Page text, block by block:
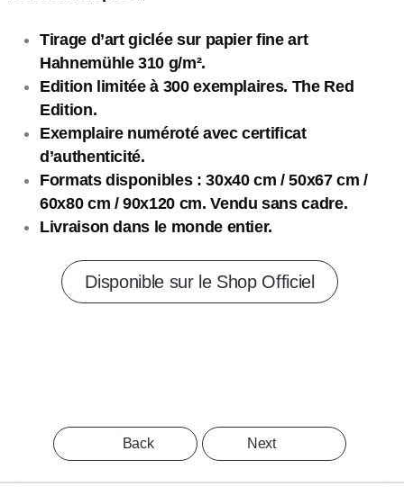
Tirage d’art giclée sur papier fine art
Hahnemühle 310 g/m².
Edition limitée à 300 exemplaires. The Red
Edition.
Exemplaire numéroté avec certificat
d’authenticité.
Formats disponibles :30x40 cm / 50x67 cm /
60x80 cm / 90x120 cm. Vendu sans cadre.
Livraison dans le monde entier.
Disponible sur le Shop Officiel
Back Next